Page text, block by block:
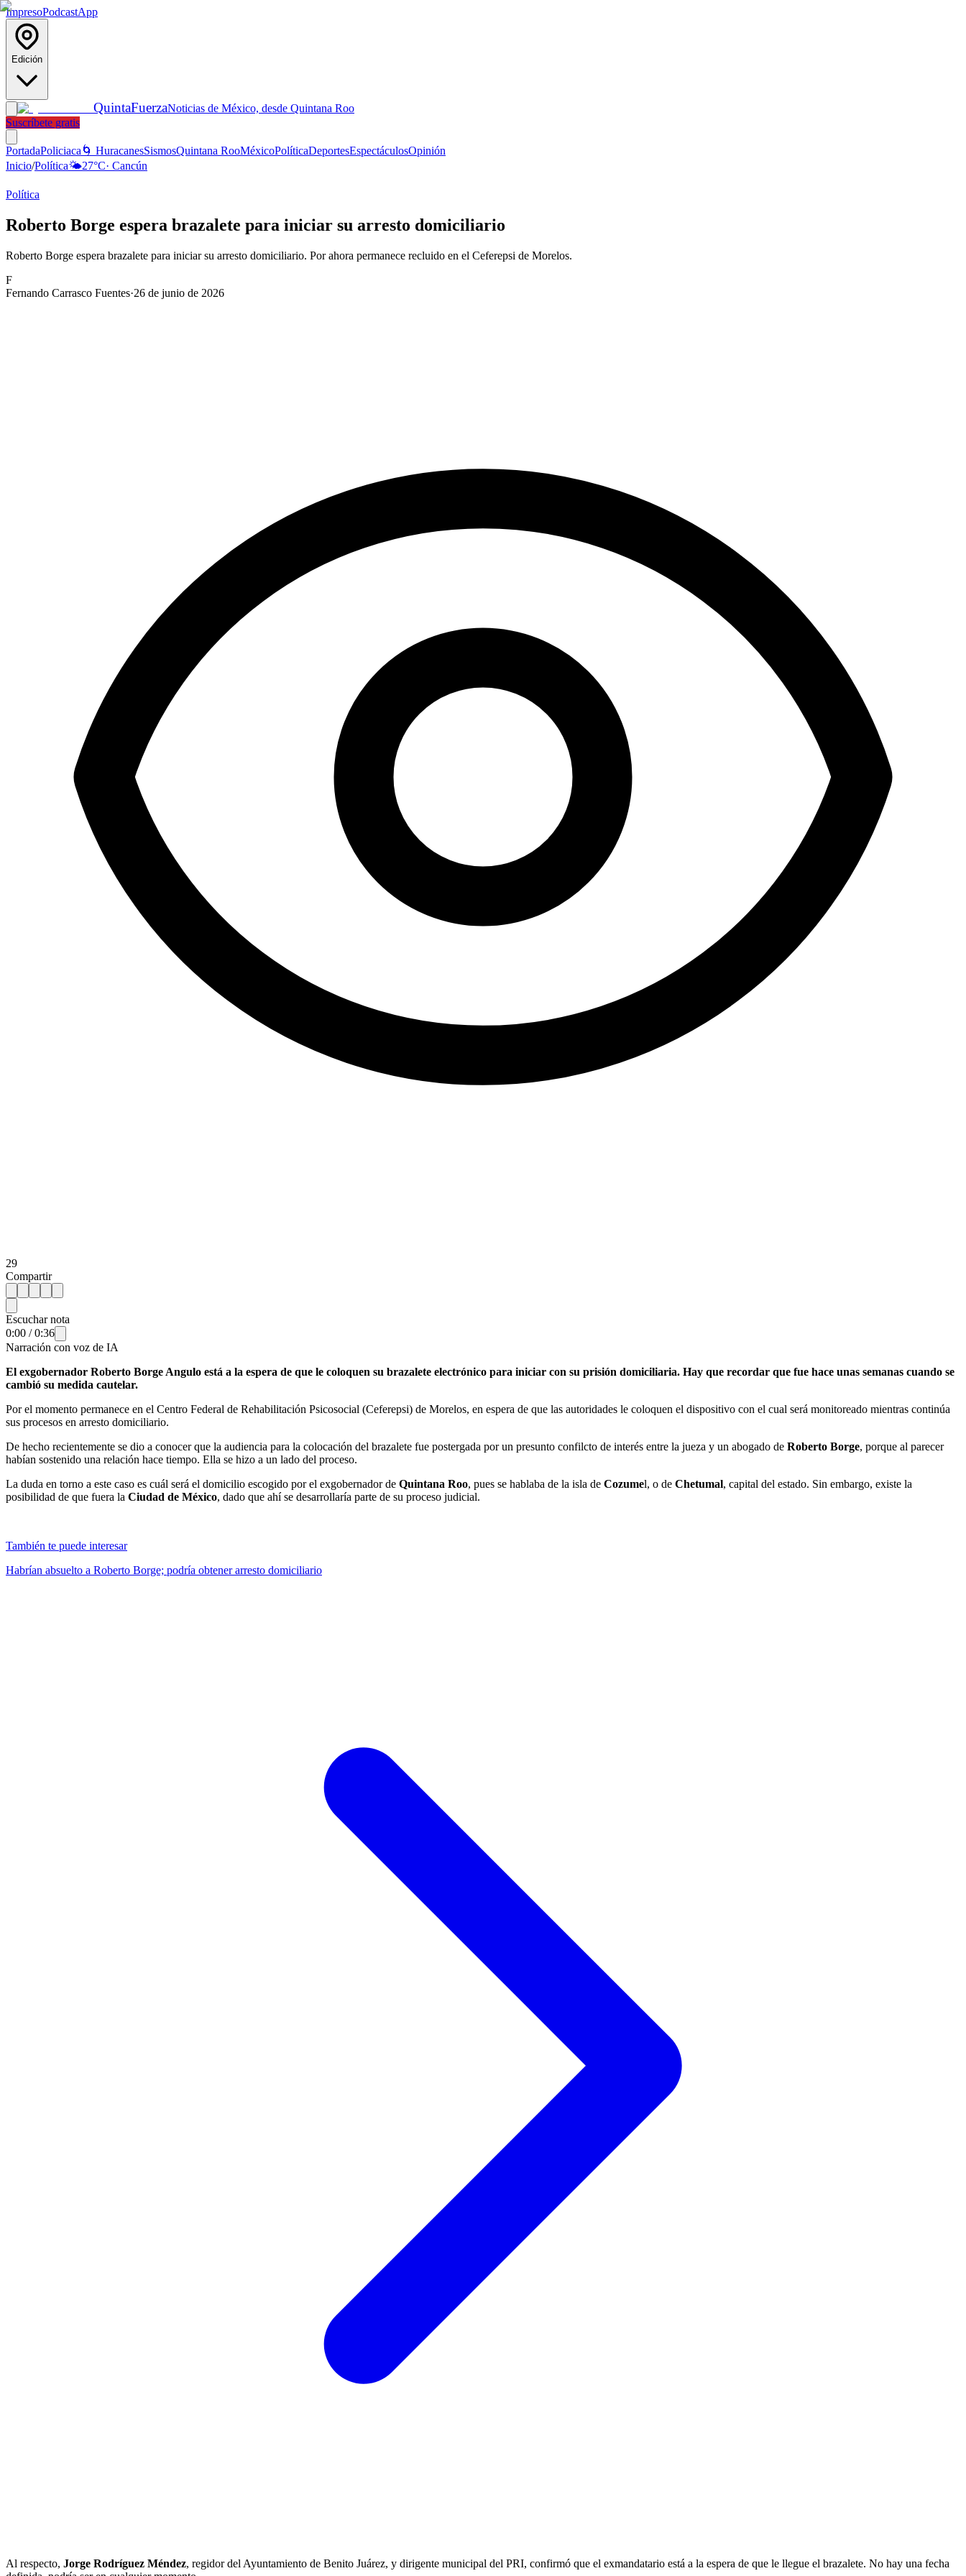
ImpresoPodcastApp
Edición
QuintaFuerzaNoticias de México, desde Quintana Roo
Suscríbete gratis
PortadaPoliciaca 🌀 HuracanesSismosQuintana RooMéxicoPolíticaDeportesEspectáculosOpinión
Inicio/Política🌤️27°C· Cancún
Política
Roberto Borge espera brazalete para iniciar su arresto domiciliario
Roberto Borge espera brazalete para iniciar su arresto domiciliario. Por ahora permanece recluido en el Ceferepsi de Morelos.
F
Fernando Carrasco Fuentes·26 de junio de 2026
29
Compartir
Escuchar nota
0:00 /0:36
Narración con voz de IA
El exgobernador Roberto Borge Angulo está a la espera de que le coloquen su brazalete electrónico para iniciar con su prisión domiciliaria. Hay que recordar que fue hace unas semanas cuando se
cambió su medida cautelar.
Por el momento permanece en el Centro Federal de Rehabilitación Psicosocial (Ceferepsi) de Morelos, en espera de que las autoridades le coloquen el dispositivo con el cual será monitoreado mientras continúa
sus procesos en arresto domiciliario.
De hecho recientemente se dio a conocer que la audiencia para la colocación del brazalete fue postergada por un presunto confilcto de interés entre la jueza y un abogado de Roberto Borge, porque al parecer
habían sostenido una relación hace tiempo. Ella se hizo a un lado del proceso.
La duda en torno a este caso es cuál será el domicilio escogido por el exgobernador de Quintana Roo, pues se hablaba de la isla de Cozumel, o de Chetumal, capital del estado. Sin embargo, existe la
posibilidad de que fuera la Ciudad de México, dado que ahí se desarrollaría parte de su proceso judicial.
También te puede interesar
Habrían absuelto a Roberto Borge; podría obtener arresto domiciliario
Al respecto, Jorge Rodríguez Méndez, regidor del Ayuntamiento de Benito Juárez, y dirigente municipal del PRI, confirmó que el exmandatario está a la espera de que le llegue el brazalete. No hay una fecha